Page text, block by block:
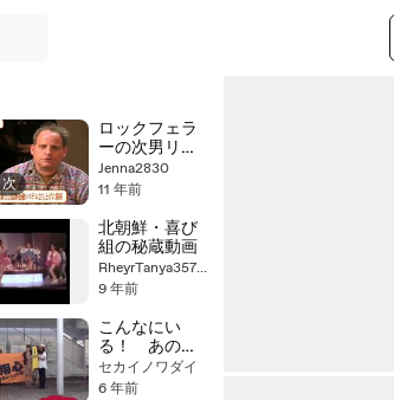
次
ロックフェラ
ーの次男リチ
ャードの死【Ｎ
ＥＴ ＴＶ ニュ
非常事態対策
委員会
2015/03/06/
ベンジャミ
ン・フルフォ
ード
Jenna2830
11 年前
北朝鮮・喜び
組の秘蔵動画
RheyrTanya3579829
9 年前
こんなにい
る！ あの有
名な犯罪者も
実は朝鮮
セカイノワダイ
6 年前